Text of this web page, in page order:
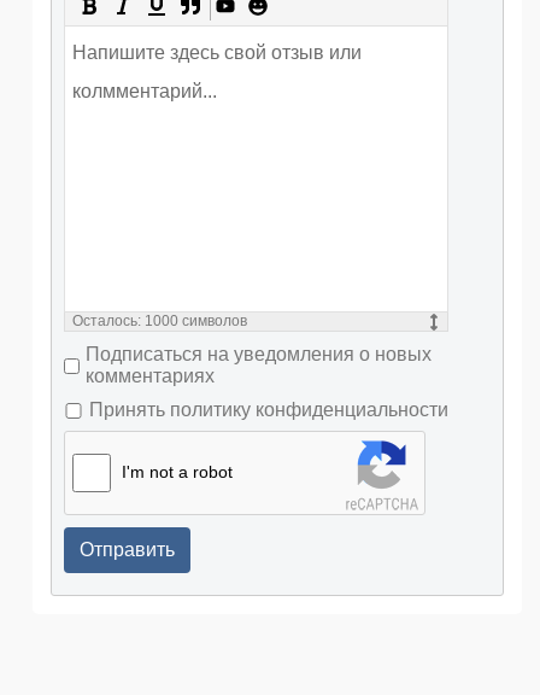
Осталось: 1000 символов
Подписаться на уведомления о новых
комментариях
Принять политику конфиденциальности
I'm not a robot
Отправить